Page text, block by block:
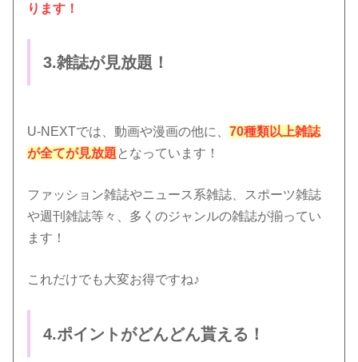
ります！
3.雑誌が見放題！
U-NEXTでは、動画や漫画の他に、70種類以上雑誌
が全てが見放題 となっています！
ファッション雑誌やニュース系雑誌、スポーツ雑誌
や週刊雑誌等々、多くのジャンルの雑誌が揃ってい
ます！
これだけでも大変お得ですね♪
4.ポイントがどんどん貰える！